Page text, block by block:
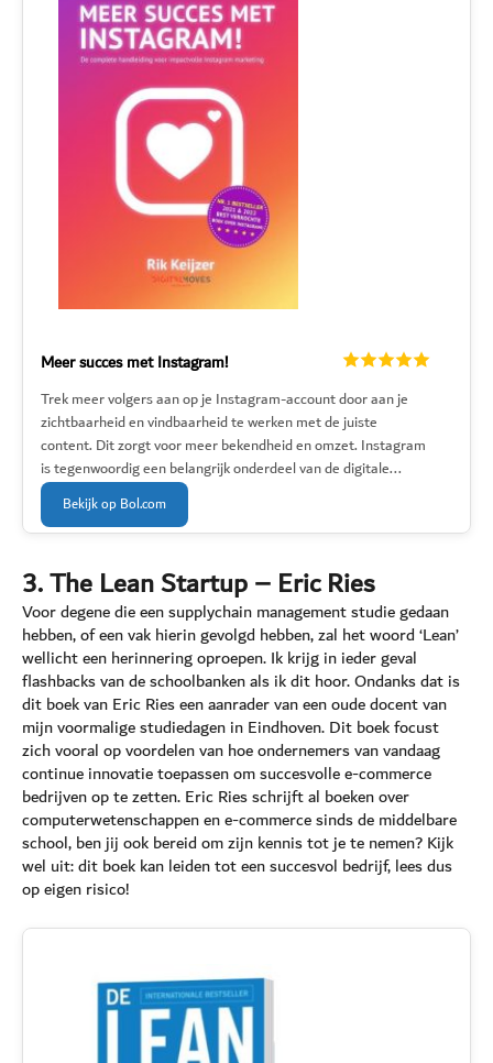
Meer succes met Instagram!
Trek meer volgers aan op je Instagram-account door aan je
zichtbaarheid en vindbaarheid te werken met de juiste
content. Dit zorgt voor meer bekendheid en omzet. Instagram
is tegenwoordig een belangrijk onderdeel van de digitale...
Bekijk op Bol.com
3. The Lean Startup – Eric Ries
Voor degene die een supplychain management studie gedaan
hebben, of een vak hierin gevolgd hebben, zal het woord ‘Lean’
wellicht een herinnering oproepen. Ik krijg in ieder geval
flashbacks van de schoolbanken als ik dit hoor. Ondanks dat is
dit boek van Eric Ries een aanrader van een oude docent van
mijn voormalige studiedagen in Eindhoven. Dit boek focust
zich vooral op voordelen van hoe ondernemers van vandaag
continue innovatie toepassen om succesvolle e-commerce
bedrijven op te zetten. Eric Ries schrijft al boeken over
computerwetenschappen en e-commerce sinds de middelbare
school, ben jij ook bereid om zijn kennis tot je te nemen? Kijk
wel uit: dit boek kan leiden tot een succesvol bedrijf, lees dus
op eigen risico!